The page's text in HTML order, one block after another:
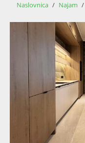
Naslovnica / Najam /